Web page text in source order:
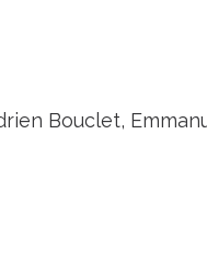
Bouclet,